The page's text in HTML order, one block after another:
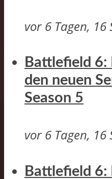
vor 6 Tagen, 16
Battlefield
den neuen
Season 5
vor 6 Tagen, 16
Battlefield